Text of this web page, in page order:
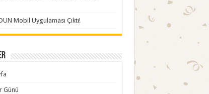
Mobil Uygulaması Çıktı!
Günü